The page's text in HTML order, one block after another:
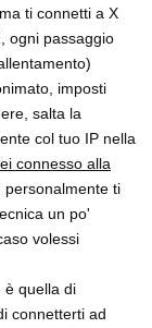
ti connetti a X
ogni passaggio
imposti
salta la
col tuo IP nella
connesso alla
personalmente ti
un po'
volessi
è quella di
connetterti ad